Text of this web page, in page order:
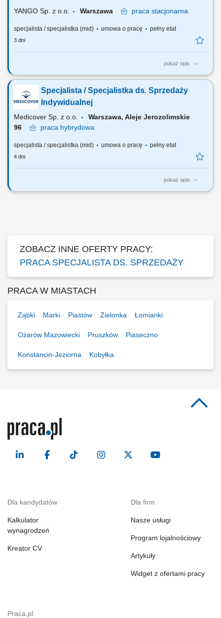
YANGO Sp. z o.o. Warszawa praca stacjonarna
specjalista / specjalistka (mid) umowa o pracę pełny etat
3 dni
pokaż opis
Zakres obowiązków: Aktywna sprzedaż telefoniczna (wychodząca) do
aptek zgodnie z obowiązującymi standardami firmy. Stałe
monitorowanie wyników sprzedaży, analizowanie odchyleń od
przypisanych celów sprzedażowych; Budowanie i utrzymywanie relacji
z kierownikami aptek oraz osobami...
Specjalista / Specjalistka ds. Sprzedaży
Indywidualnej
Medicover Sp. z o.o.
Warszawa, Aleje Jerozolimskie
96
praca hybrydowa
specjalista / specjalistka (mid) umowa o pracę pełny etat
4 dni
pokaż opis
Szukamy Ciebie, jeśli: jesteś na początku swojej drogi zawodowej lub
ZOBACZ INNE OFERTY PRACY:
PRACA SPECJALISTA DS. SPRZEDAŻY
PRACA W MIASTACH
Ząbki Marki Piastów Zielonka Łomianki
Ożarów Mazowiecki Pruszków Piaseczno
Konstancin-Jeziorna Kobyłka
Dla kandydatów
Kalkulator
wynagrodzeń
Kreator CV
Dla firm
Nasze usługi
Program lojalnościowy
Artykuły
Widget z ofertami pracy
Praca.pl